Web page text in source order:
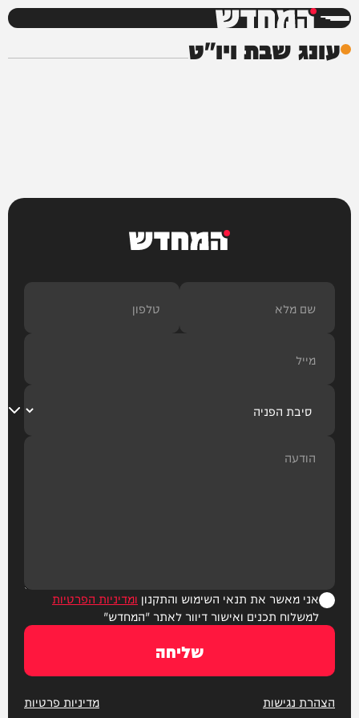
המחדש
עונג שבת ויו"ט
המחדש
אני מאשר את תנאי השימוש והתקנון ומדיניות הפרטיות
למשלוח תכנים ואישור דיוור לאתר "המחדש"
שליחה
הצהרת נגישות מדיניות פרטיות